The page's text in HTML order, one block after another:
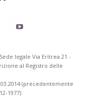
legale Via Eritrea 21 -
al Registro delle
(precedentemente
1977)